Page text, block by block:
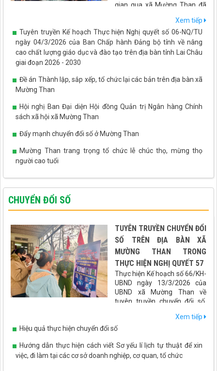
gian qua xã Mường Than đã
mọi hoạt động quản lý, điều hành và giải quyết thủ tục hành
chính. Những kết quả đạt được không chỉ nâng cao hiệu quả hoạt
động của cơ quan nhà nước mà còn tạo thuận lợi cho người dân,
doanh nghiệp, góp phần thúc đẩy phát triển kinh tế - xã hội trên
địa bàn.
Xem tiếp
Tuyên truyền Kế hoạch Thực hiện Nghị quyết số 06-NQ/TU
ngày 04/3/2026 của Ban Chấp hành Đảng bộ tỉnh về nâng
cao chất lượng giáo dục và đào tạo trên địa bàn tỉnh Lai Châu
giai đoạn 2026 - 2030
Đề án Thành lập, sắp xếp, tổ chức lại các bản trên địa bàn xã
Mường Than
Hội nghị Ban Đại diện Hội đồng Quản trị Ngân hàng Chính
sách xã hội xã Mường Than
Đẩy mạnh chuyển đổi số ở Mường Than
Mường Than trang trọng tổ chức lễ chúc thọ, mừng thọ
người cao tuổi
Tết Tây Bắc - ấm áp tình yêu thương
CHUYỂN ĐỔI SỐ
TUYÊN TRUYỀN CHUYỂN ĐỔI
SỐ TRÊN ĐỊA BÀN XÃ
MƯỜNG THAN TRONG
THỰC HIỆN NGHỊ QUYẾT 57
Thực hiện Kế hoạch số 66/KH-
UBND ngày 13/3/2026 của
UBND xã Mường Than về
tuyên truyền chuyển đổi số,
ứng dụng VNeID gắn với cuộc bầu cử Đại biểu Quốc hội khóa XVI
và Đại biểu HĐND các cấp nhiệm kỳ 2026 - 2031, xã Mường Than
chuyển đổi số đến gần hơn với người dân.
Xem tiếp
Hiệu quả thực hiện chuyển đổi số
Hướng dẫn thực hiện cách viết Sơ yếu lí lịch tự thuật để xin
việc, đi làm tại các cơ sở doanh nghiệp, cơ quan, tổ chức